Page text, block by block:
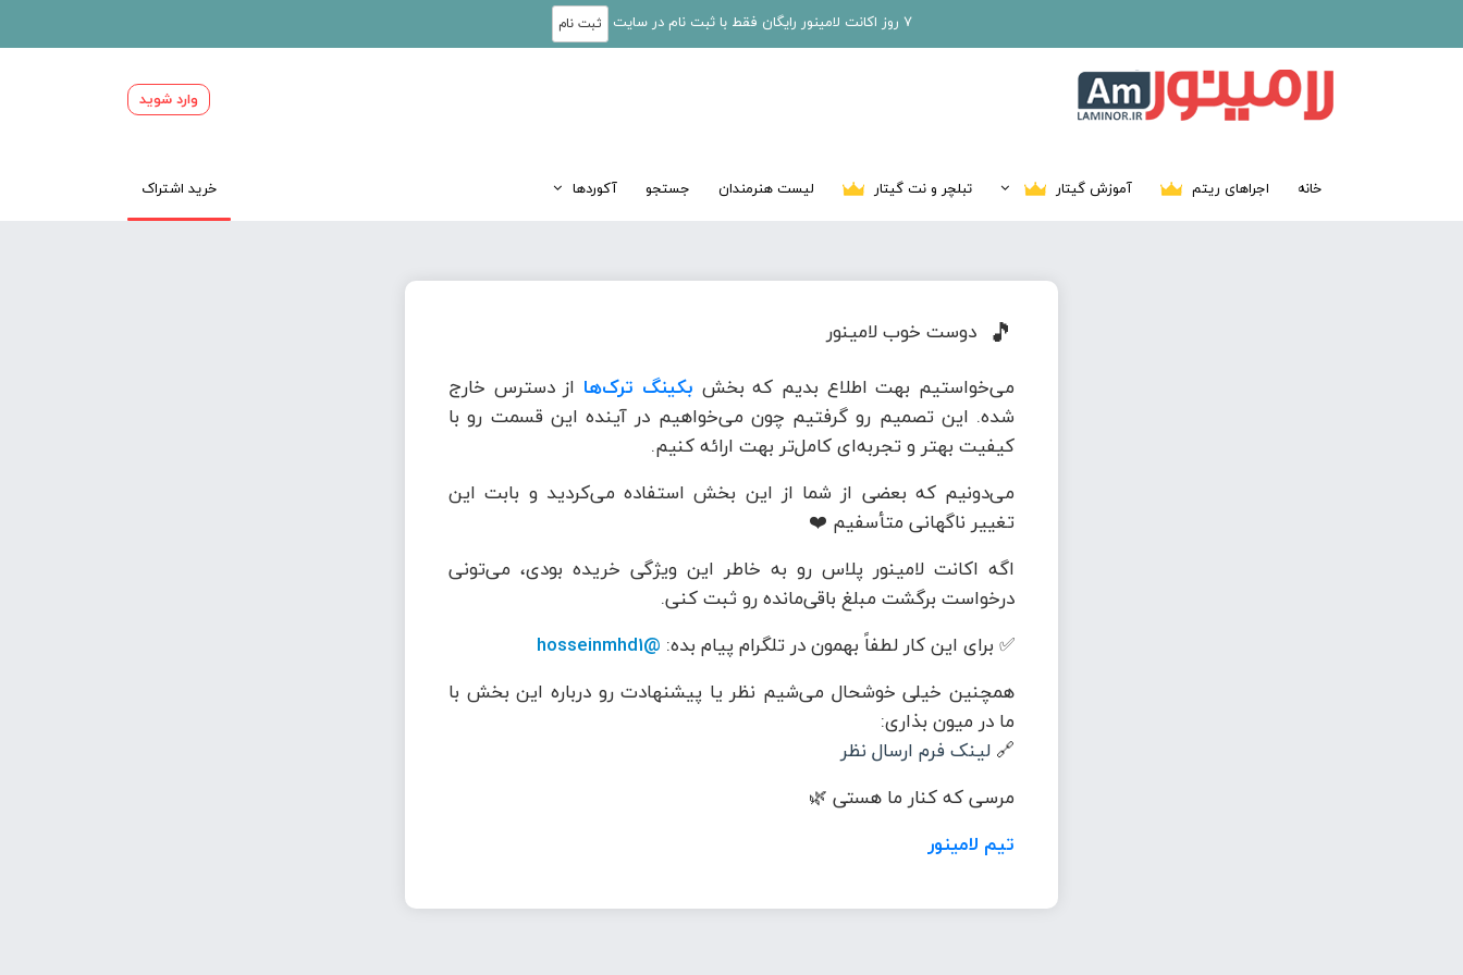
7 روز اکانت لامینور رایگان فقط با ثبت نام در سایت ثبت نام
وارد شوید
خانه اجراهای ریتم آموزش گیتار تبلچر و نت گیتار لیست هنرمندان جستجو آکوردها خرید اشتراک
🎵 دوست خوب لامینور
می‌خواستیم بهت اطلاع بدیم که بخش بکینگ ترک‌ها از دسترس خارج
شده. این تصمیم رو گرفتیم چون می‌خواهیم در آینده این قسمت رو با
کیفیت بهتر و تجربه‌ای کامل‌تر بهت ارائه کنیم.
می‌دونیم که بعضی از شما از این بخش استفاده می‌کردید و بابت این
تغییر ناگهانی متأسفیم ❤️
اگه اکانت لامینور پلاس رو به خاطر این ویژگی خریده بودی، می‌تونی
درخواست برگشت مبلغ باقی‌مانده رو ثبت کنی.
✅ برای این کار لطفاً بهمون در تلگرام پیام بده: @hosseinmhd1
همچنین خیلی خوشحال می‌شیم نظر یا پیشنهادت رو درباره این بخش با
ما در میون بذاری:
🔗 لینک فرم ارسال نظر
مرسی که کنار ما هستی 🌿
تیم لامینور